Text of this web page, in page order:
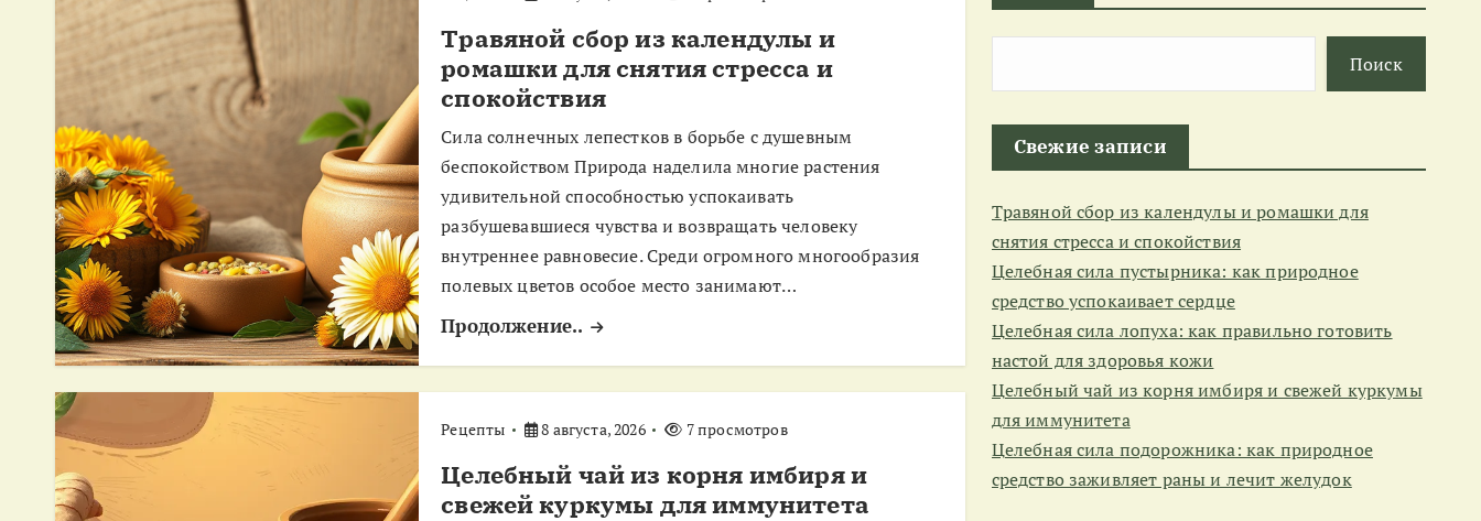
Травяной сбор из календулы и
ромашки для снятия стресса и
спокойствия
Сила солнечных лепестков в борьбе с душевным
беспокойством Природа наделила многие растения
удивительной способностью успокаивать
разбушевавшиеся чувства и возвращать человеку
внутреннее равновесие. Среди огромного многообразия
полевых цветов особое место занимают…
Продолжение..
Рецепты 8 августа, 2026 7 просмотров
Целебный чай из корня имбиря и
свежей куркумы для иммунитета
Поиск
Свежие записи
Травяной сбор из календулы и ромашки для
снятия стресса и спокойствия
Целебная сила пустырника: как природное
средство успокаивает сердце
Целебная сила лопуха: как правильно готовить
настой для здоровья кожи
Целебный чай из корня имбиря и свежей куркумы
для иммунитета
Целебная сила подорожника: как природное
средство заживляет раны и лечит желудок